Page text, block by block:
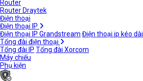
Router
Router Draytek
Điện thoại
Điện thoại IP
Điện thoại IP Grandstream Điện thoại ip kéo dài
Tổng đài điện thoại
Tổng đài IP Tổng đài Xorcom
Máy chiếu
Phụ kiện